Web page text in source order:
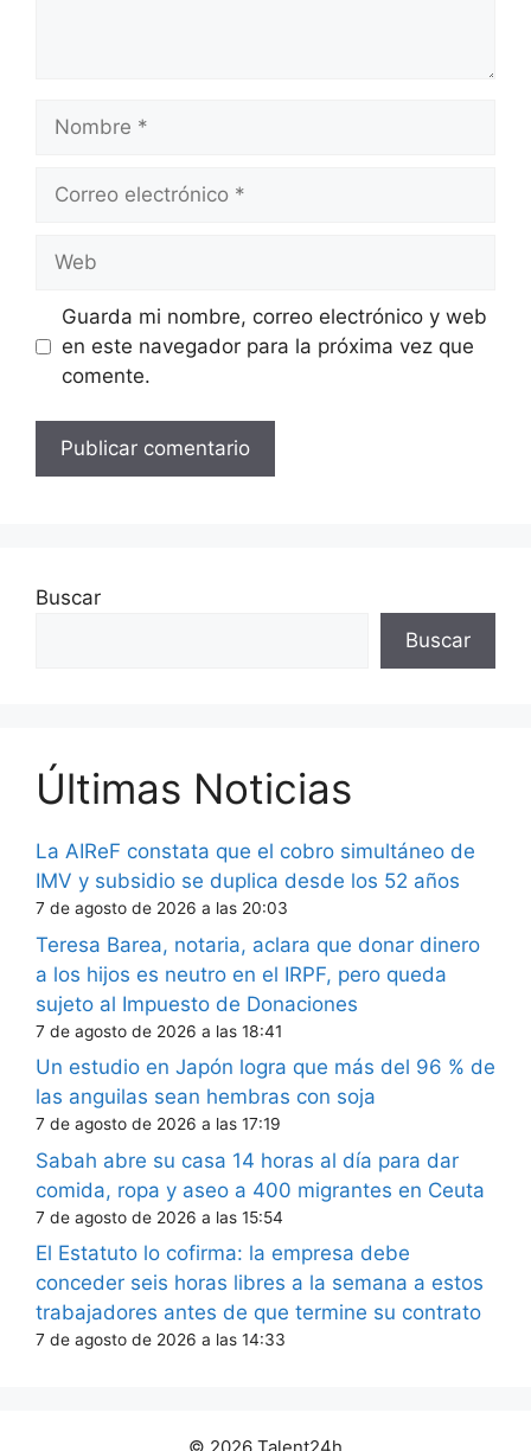
electrónico
Guarda mi nombre, correo electrónico y web
en este navegador para la próxima vez que
comente.
Buscar
Buscar
Últimas Noticias
La AIReF constata que el cobro simultáneo de
IMV y subsidio se duplica desde los 52 años
7 de agosto de 2026 a las 20:03
Teresa Barea, notaria, aclara que donar dinero
a los hijos es neutro en el IRPF, pero queda
sujeto al Impuesto de Donaciones
7 de agosto de 2026 a las 18:41
Un estudio en Japón logra que más del 96 % de
las anguilas sean hembras con soja
7 de agosto de 2026 a las 17:19
Sabah abre su casa 14 horas al día para dar
comida, ropa y aseo a 400 migrantes en Ceuta
7 de agosto de 2026 a las 15:54
El Estatuto lo cofirma: la empresa debe
conceder seis horas libres a la semana a estos
trabajadores antes de que termine su contrato
7 de agosto de 2026 a las 14:33